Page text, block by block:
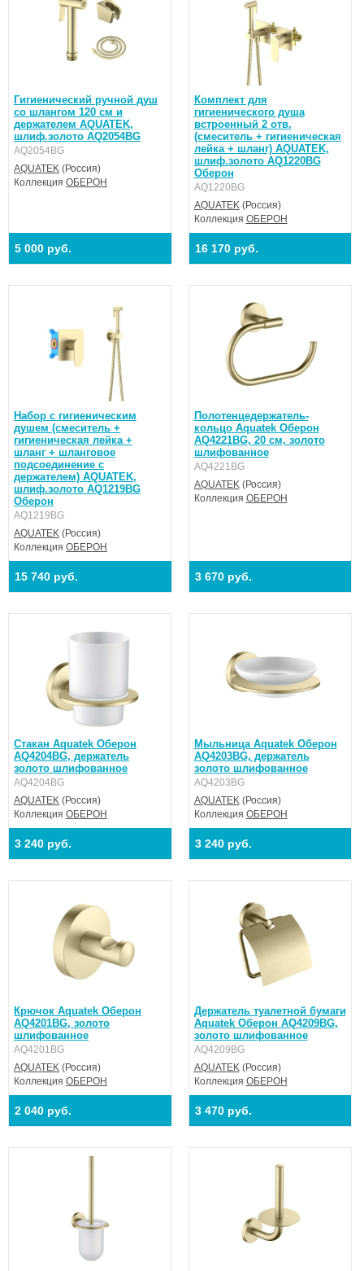
Гигиенический ручной душ
со шлангом 120 см и
держателем AQUATEK,
шлиф.золото AQ2054BG
AQ2054BG
AQUATEK (Россия)
Коллекция ОБЕРОН
5 000 руб.
Комплект для
гигиенического душа
встроенный 2 отв.
(смеситель + гигиеническая
лейка + шланг) AQUATEK,
шлиф.золото AQ1220BG
Оберон
AQ1220BG
AQUATEK(Россия)
Коллекция ОБЕРОН
16 170 руб.
Набор с гигиеническим
душем (смеситель +
гигиеническая лейка +
шланг + шланговое
подсоединение с
держателем) AQUATEK,
шлиф.золото AQ1219BG
Оберон
AQ1219BG
AQUATEK (Россия)
Коллекция ОБЕРОН
15 740 руб.
Полотенцедержатель-
кольцо Aquatek Оберон
AQ4221BG, 20 см, золото
шлифованное
AQ4221BG
AQUATEK(Россия)
Коллекция ОБЕРОН
3 670 руб.
Стакан Aquatek Оберон
AQ4204BG, держатель
золото шлифованное
AQ4204BG
AQUATEK (Россия)
Коллекция ОБЕРОН
3 240 руб.
Мыльница Aquatek Оберон
AQ4203BG, держатель
золото шлифованное
AQ4203BG
AQUATEK(Россия)
Коллекция ОБЕРОН
3 240 руб.
Крючок Aquatek Оберон
AQ4201BG, золото
шлифованное
AQ4201BG
AQUATEK (Россия)
Коллекция ОБЕРОН
2 040 руб.
Держатель туалетной бумаги
Aquatek Оберон AQ4209BG,
золото шлифованное
AQ4209BG
AQUATEK(Россия)
Коллекция ОБЕРОН
3 470 руб.